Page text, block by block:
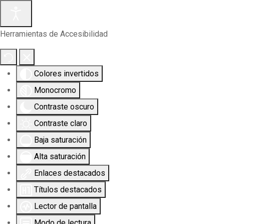
Herramientas de Accesibilidad
Colores invertidos
Monocromo
Contraste oscuro
Contraste claro
Baja saturación
Alta saturación
Enlaces destacados
Títulos destacados
Lector de pantalla